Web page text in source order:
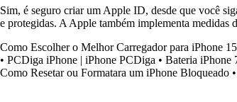
Sim, é seguro criar um Apple ID, desde que você
e protegidas. A Apple também implementa medidas
Como Escolher o Melhor Carregador para iPhone 15
• PCDiga iPhone | iPhone PCDiga • Bateria iPhone
Como Resetar ou Formatara um iPhone Bloqueado •